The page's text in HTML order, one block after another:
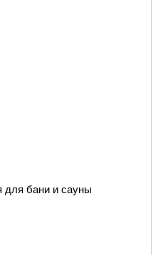
для бани и сауны